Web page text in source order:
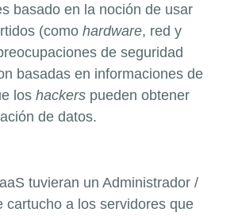
basado en la noción de usar
(como hardware, red y
de seguridad
basadas en informaciones de
los hackers pueden obtener
de datos.
tuvieran un Administrador /
cartucho a los servidores que